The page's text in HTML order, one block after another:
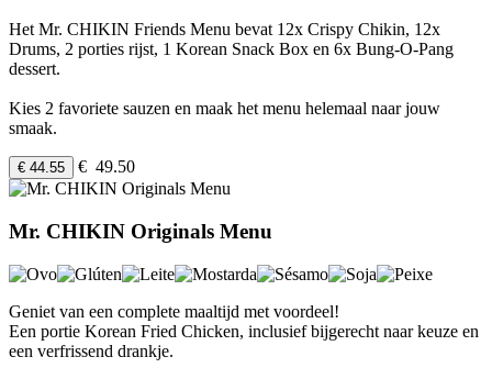
Het Mr. CHIKIN Friends Menu bevat 12x Crispy Chikin, 12x
Drums, 2 porties rijst, 1 Korean Snack Box en 6x Bung-O-Pang
dessert.
Kies 2 favoriete sauzen en maak het menu helemaal naar jouw
smaak.
€ 44.55 € 49.50
Mr. CHIKIN Originals Menu
Geniet van een complete maaltijd met voordeel!
Een portie Korean Fried Chicken, inclusief bijgerecht naar keuze en
een verfrissend drankje.